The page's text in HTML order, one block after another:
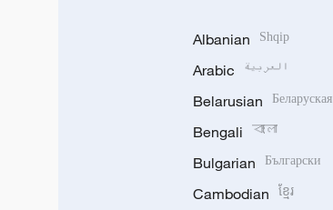
Albanian Shqip
Arabic العربية
Belarusian Беларуская
Bengali বাংলা
Bulgarian Български
Cambodian ខ្មែរ